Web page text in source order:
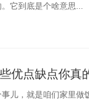
它到底是个啥意思...
优点缺点你真
儿，就是咱们家里做